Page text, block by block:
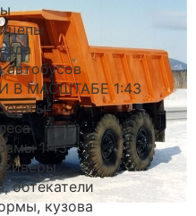
В МАСШТАБЕ 1:43
1:43
обтекатели
кузова